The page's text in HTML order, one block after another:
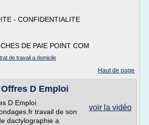
- CONFIDENTIALITE
DE PAIE POINT COM
de travail a domicile
Haut de page
D Emploi
voir la vidéo
D Emploi
travail de son
dactylographie a